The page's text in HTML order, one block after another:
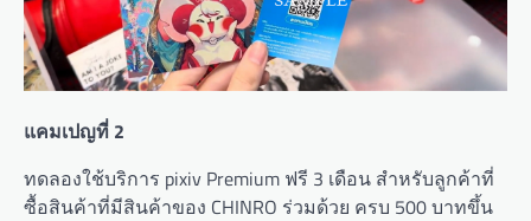
แคมเปญที่ 2
ทดลองใช้บริการ pixiv Premium ฟรี 3 เดือน สำหรับลูกค้าที่
ซื้อสินค้าที่มีสินค้าของ CHINRO ร่วมด้วย ครบ 500 บาทขึ้น